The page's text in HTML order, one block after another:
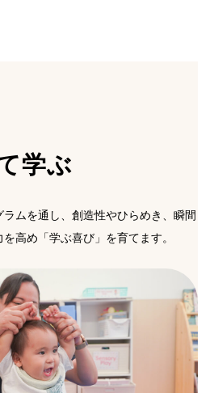
学ぶ
ムを通し、創造性やひらめき、瞬間
高め「学ぶ喜び」を育てます。